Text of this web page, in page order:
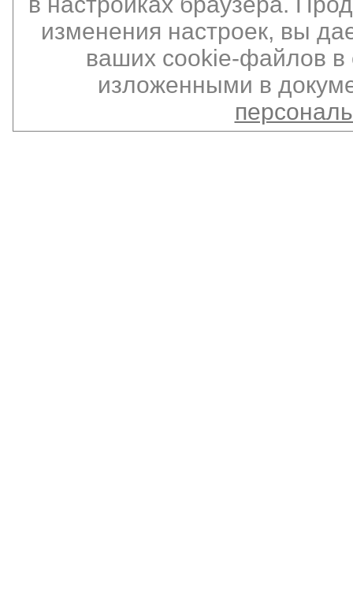
изменения настроек, вы
ваших cookie-файлов в
изложенными в